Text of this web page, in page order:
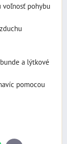
voľnosť pohybu
a lýtkové
pomocou